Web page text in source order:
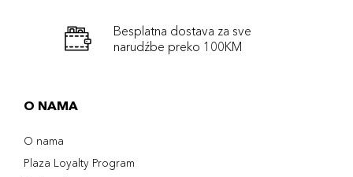
Besplatna dostava za sve
narudźbe preko 100KM
O NAMA
O nama
Plaza Loyalty Program